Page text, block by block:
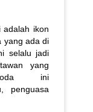
adalah ikon
yang ada di
selalu jadi
yang
ini
penguasa